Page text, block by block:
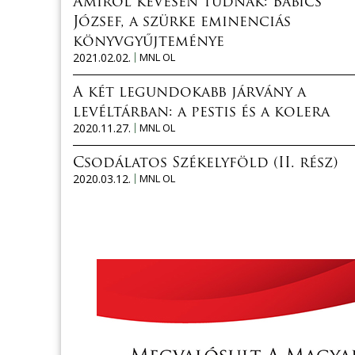
József, a szürke eminenciás
könyvgyűjteménye
2021.02.02.
MNL OL
A két legundokabb járvány a
levéltárban: a pestis és a kolera
2020.11.27.
MNL OL
Csodálatos Székelyföld (II. rész)
2020.03.12.
MNL OL